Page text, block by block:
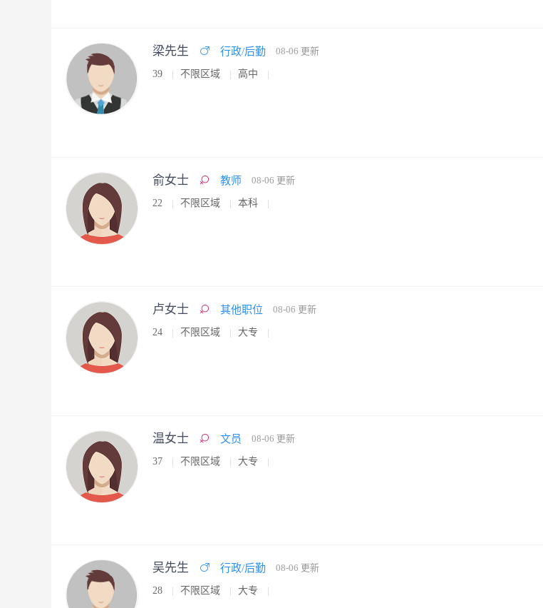
梁先生 行政/后勤 08-06 更新
39 不限区域 高中
俞女士 教师 08-06 更新
22 不限区域 本科
卢女士 其他职位 08-06 更新
24 不限区域 大专
温女士 文员 08-06 更新
37 不限区域 大专
吴先生 行政/后勤 08-06 更新
28 不限区域 大专